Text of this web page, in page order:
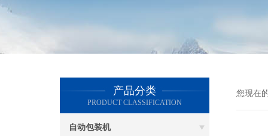
产品分类
PRODUCT CLASSIFICATION
自动包装机
您现在